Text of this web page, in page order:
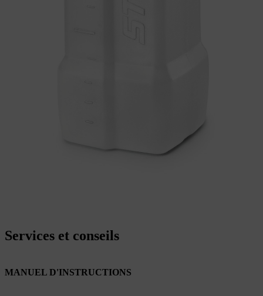
Services et conseils
MANUEL D'INSTRUCTIONS